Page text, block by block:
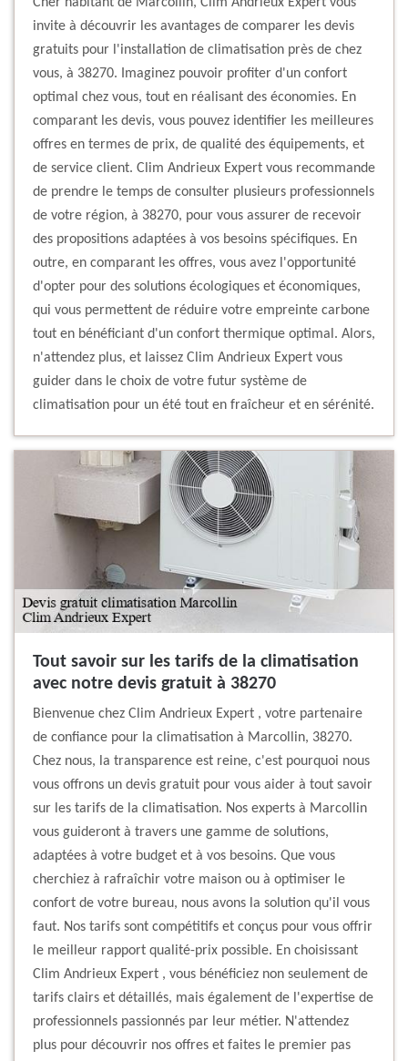
invite à découvrir les avantages de comparer les devis
gratuits pour l'installation de climatisation près de chez
vous, à 38270. Imaginez pouvoir profiter d'un confort
optimal chez vous, tout en réalisant des économies. En
comparant les devis, vous pouvez identifier les meilleures
offres en termes de prix, de qualité des équipements, et
de service client. Clim Andrieux Expert vous recommande
de prendre le temps de consulter plusieurs professionnels
de votre région, à 38270, pour vous assurer de recevoir
des propositions adaptées à vos besoins spécifiques. En
outre, en comparant les offres, vous avez l'opportunité
d'opter pour des solutions écologiques et économiques,
qui vous permettent de réduire votre empreinte carbone
tout en bénéficiant d'un confort thermique optimal. Alors,
n'attendez plus, et laissez Clim Andrieux Expert vous
guider dans le choix de votre futur système de
climatisation pour un été tout en fraîcheur et en sérénité.
Tout savoir sur les tarifs de la climatisation
avec notre devis gratuit à 38270
Bienvenue chez Clim Andrieux Expert , votre partenaire
de confiance pour la climatisation à Marcollin, 38270.
Chez nous, la transparence est reine, c'est pourquoi nous
vous offrons un devis gratuit pour vous aider à tout savoir
sur les tarifs de la climatisation. Nos experts à Marcollin
vous guideront à travers une gamme de solutions,
adaptées à votre budget et à vos besoins. Que vous
cherchiez à rafraîchir votre maison ou à optimiser le
confort de votre bureau, nous avons la solution qu'il vous
faut. Nos tarifs sont compétitifs et conçus pour vous offrir
le meilleur rapport qualité-prix possible. En choisissant
Clim Andrieux Expert , vous bénéficiez non seulement de
tarifs clairs et détaillés, mais également de l'expertise de
professionnels passionnés par leur métier. N'attendez
plus pour découvrir nos offres et faites le premier pas